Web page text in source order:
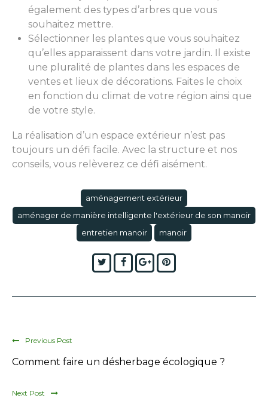
également des types d’arbres que vous
souhaitez mettre.
Sélectionner les plantes que vous souhaitez
qu’elles apparaissent dans votre jardin. Il existe
une pluralité de plantes dans les espaces de
ventes et lieux de décorations. Faites le choix
en fonction du climat de votre région ainsi que
de votre style.
La réalisation d’un espace extérieur n’est pas
toujours un défi facile. Avec la structure et nos
conseils, vous relèverez ce défi aisément.
aménagement extérieur
aménager de manière intelligente l'extérieur de son manoir
entretien manoir
manoir
TwitterFacebook
Google+Pinterest
Previous Post
Comment faire un désherbage écologique ?
Next Post